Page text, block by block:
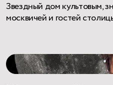
Звездный дом культовым,
москвичей и гостей